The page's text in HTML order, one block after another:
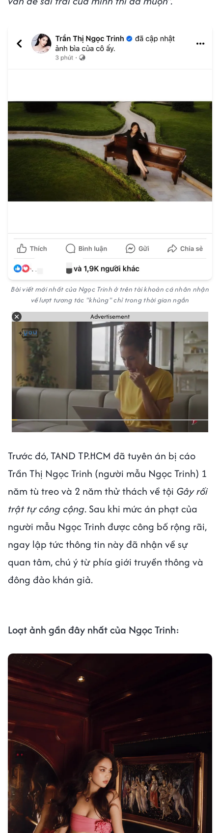
Bài viết mới nhất của Ngọc Trinh ở trên tài khoản cá nhân nhận
về lượt tương tác "khủng" chỉ trong thời gian ngắn
Advertisement
Trước đó, TAND TP.HCM đã tuyên án bị cáo
Trần Thị Ngọc Trinh (người mẫu Ngọc Trinh) 1
năm tù treo và 2 năm thử thách về tội Gây rối
trật tự công cộng. Sau khi mức án phạt của
người mẫu Ngọc Trinh được công bố rộng rãi,
ngay lập tức thông tin này đã nhận về sự
quan tâm, chú ý từ phía giới truyền thông và
đông đảo khán giả.
Loạt ảnh gần đây nhất của Ngọc Trinh: